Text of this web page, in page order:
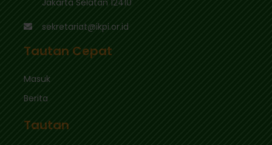
Jakarta Selatan 12410
sekretariat@ikpi.or.id
Tautan Cepat
Masuk
Berita
Tautan